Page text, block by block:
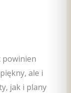
powinien
ale i
jak i plany